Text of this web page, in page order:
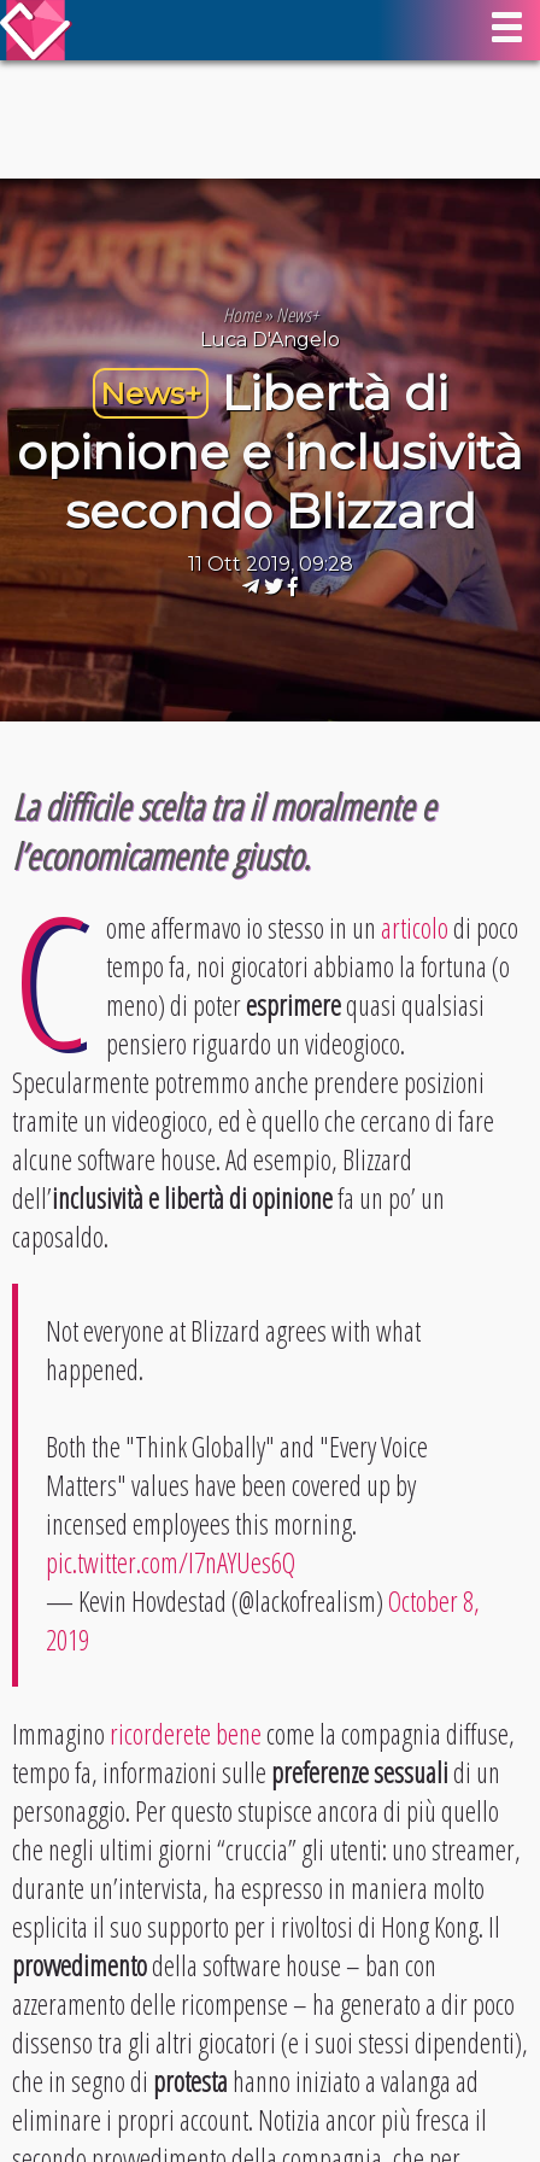
Home»News+
Luca D'Angelo
News+ Libertà di
opinione e inclusività
secondo Blizzard
11 Ott 2019, 09:28
La difficile scelta tra il moralmente e
l’economicamente giusto.
C ome affermavo io stesso in unarticolodi poco
tempo fa, noi giocatori abbiamo la fortuna (o
meno) di poteresprimerequasi qualsiasi
pensiero riguardo un videogioco.
Specularmente potremmo anche prendere posizioni
tramite un videogioco, ed è quello che cercano di fare
alcune software house. Ad esempio, Blizzard
dell’inclusività e libertà di opinionefa un po’ un
caposaldo.
Not everyone at Blizzard agrees with what
happened.
Both the "Think Globally" and "Every Voice
Matters" values have been covered up by
incensed employees this morning.
pic.twitter.com/I7nAYUes6Q
— Kevin Hovdestad (@lackofrealism)October 8,
2019
Immaginoricorderete benecome la compagnia diffuse,
tempo fa, informazioni sullepreferenze sessualidi un
personaggio. Per questo stupisce ancora di più quello
che negli ultimi giorni “cruccia” gli utenti: uno streamer,
durante un’intervista, ha espresso in maniera molto
esplicita il suo supporto per i rivoltosi di Hong Kong. Il
provvedimentodella software house – ban con
azzeramento delle ricompense – ha generato a dir poco
dissenso tra gli altri giocatori (e i suoi stessi dipendenti),
che in segno di protestahanno iniziato a valanga ad
eliminare i propri account. Notizia ancor più fresca il